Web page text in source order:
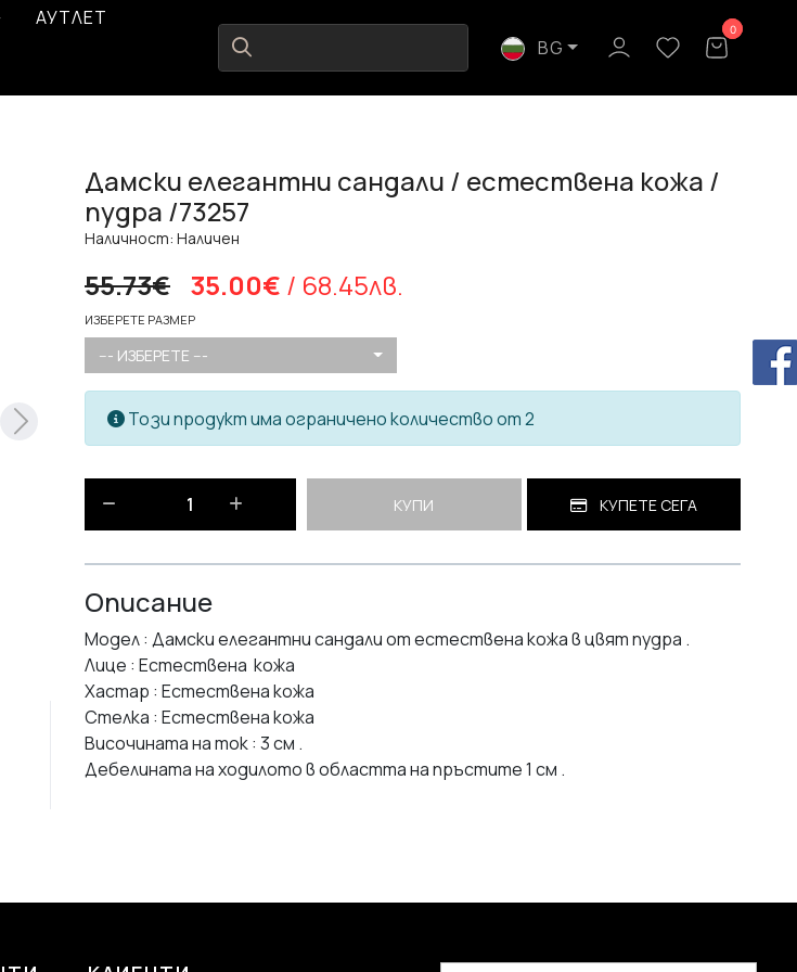
BG
0
0
АУТЛЕТ
Дамски елегантни сандали / естествена кожа /
пудра /73257
Наличност: Наличен
55.73€ 35.00€ / 68.45лв.
ИЗБЕРЕТЕ РАЗМЕР
--- ИЗБЕРЕТЕ ---
Този продукт има ограничено количество от 2
КУПИ КУПЕТЕ СЕГА
Описание
Модел : Дамски елегантни сандали от естествена кожа в цвят пудра .
Лице : Естествена кожа
Хастар : Естествена кожа
Стелка : Естествена кожа
Височината на ток : 3 см .
Дебелината на ходилото в областта на пръстите 1 см .